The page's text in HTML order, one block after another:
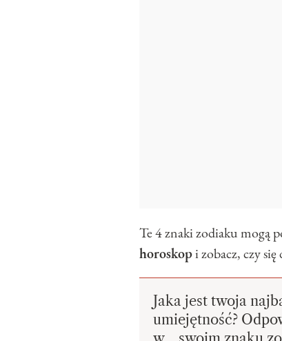
Te 4 znaki zodiaku mogą
horoskopi zobacz, czy
Jaka jest twoja
umiejętność?